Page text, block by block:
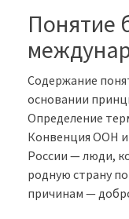
Понятие
Содержание
основании
Определение
Конвенция ООН
России — люди,
родную страну
причинам —